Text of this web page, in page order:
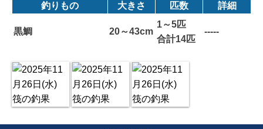
釣りもの 大きさ 匹数 詳細
黒鯛 20～43cm
1～5匹
合計14匹
-----